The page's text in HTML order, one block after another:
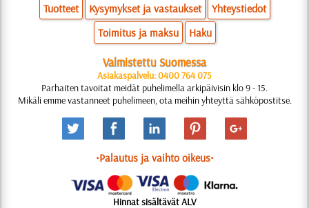
Tuotteet Kysymykset ja vastaukset
Yhteystiedot
Toimitus ja maksu
Haku
Valmistettu Suomessa
Asiakaspalvelu: 0400 764 075
Parhaiten tavoitat meidät puhelimella arkipäivisin klo 9 - 15.
Mikäli emme vastanneet puhelimeen, ota meihin yhteyttä sähköpostitse.
•Palautus ja vaihto oikeus•
Hinnat sisältävät ALV